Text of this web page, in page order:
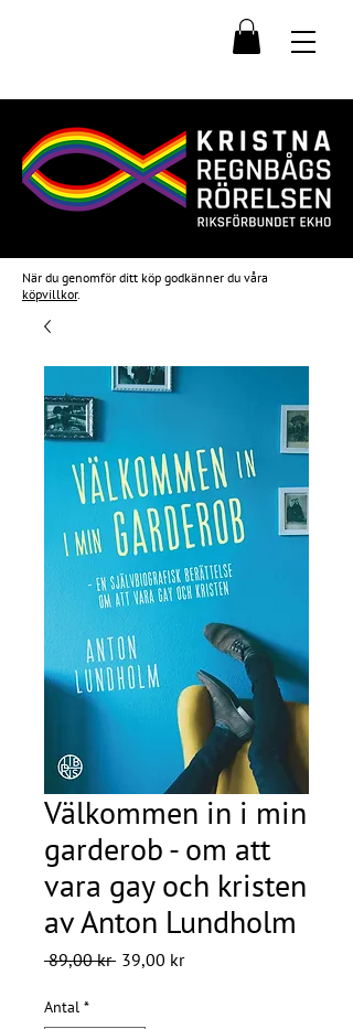
När du genomför ditt köp godkänner du våra
köpvillkor.
Välkommen in i min
garderob - om att
vara gay och kristen
av Anton Lundholm
89,00 kr Ordinarie
39,00 krReapris
Antal *